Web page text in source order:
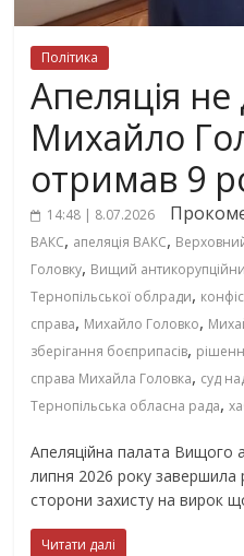
Політика
Апеляція
Михайло
отримав 9
14:48 | 8.07.2026
ВАКС, апеляція ВАКС,
Головку, Вищий
Тернопільської облради,
справа, Михайло Головко,
зберігання боєприпасів,
справа Михайла Головка, суд
Тернопільська обласна рада,
Апеляційна палата Вищого
липня 2026 року завершила
сторони захисту на вирок
Читати далі